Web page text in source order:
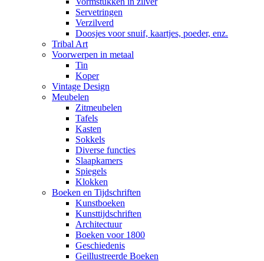
Servetringen
Verzilverd
Doosjes voor snuif, kaartjes, poeder, enz.
Tribal Art
Voorwerpen in metaal
Tin
Koper
Vintage Design
Meubelen
Zitmeubelen
Tafels
Kasten
Sokkels
Diverse functies
Slaapkamers
Spiegels
Klokken
Boeken en Tijdschriften
Kunstboeken
Kunsttijdschriften
Architectuur
Boeken voor 1800
Geschiedenis
Geillustreerde Boeken